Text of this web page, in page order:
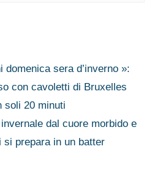
domenica sera d’inverno »:
con cavoletti di Bruxelles
soli 20 minuti
dal cuore morbido e
prepara in un batter